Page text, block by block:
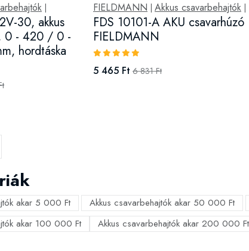
30, akkus
0 - 420 / 0 -
hordtáska
FIELDMANN Akkus csavarbehajtók|
FDS 10101-A AKU csavarhúzó
FIELDMANN
5 465 Ft 6 831 Ft
akar 5 000 Ft Akkus csavarbehajtók akar 50 000 Ft
akar 100 000 Ft
Akkus csavarbehajtók akar 200 000 Ft